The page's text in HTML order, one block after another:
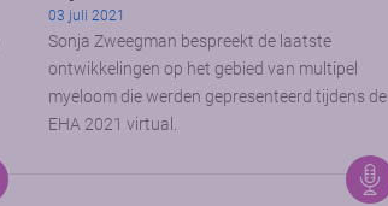
03 juli 2021
Sonja Zweegman bespreekt de laatste
ontwikkelingen op het gebied van multipel
myeloom die werden gepresenteerd tijdens de
EHA 2021 virtual.